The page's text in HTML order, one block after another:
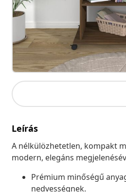
Leírás
A nélkülözhetetlen, kompakt
modern, elegáns
Prémium minőségű
nedvességnek.